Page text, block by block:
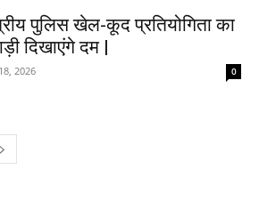
पुलिस खेल-कूद प्रतियोगिता का
दिखाएंगे दम |
2026 0